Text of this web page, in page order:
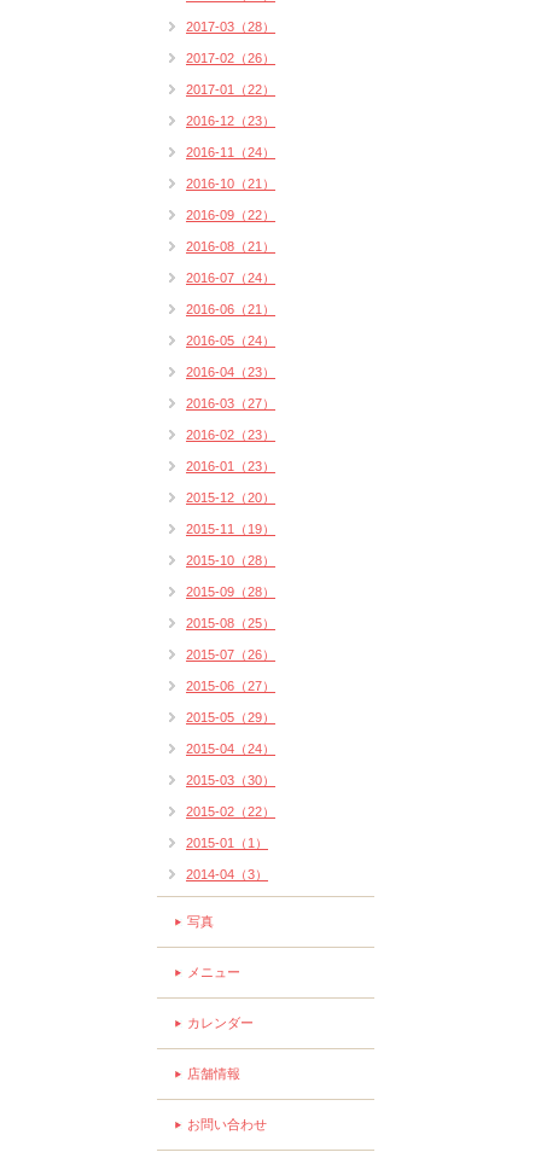
2017-03（28）
2017-02（26）
2017-01（22）
2016-12（23）
2016-11（24）
2016-10（21）
2016-09（22）
2016-08（21）
2016-07（24）
2016-06（21）
2016-05（24）
2016-04（23）
2016-03（27）
2016-02（23）
2016-01（23）
2015-12（20）
2015-11（19）
2015-10（28）
2015-09（28）
2015-08（25）
2015-07（26）
2015-06（27）
2015-05（29）
2015-04（24）
2015-03（30）
2015-02（22）
2015-01（1）
2014-04（3）
写真
メニュー
カレンダー
店舗情報
お問い合わせ